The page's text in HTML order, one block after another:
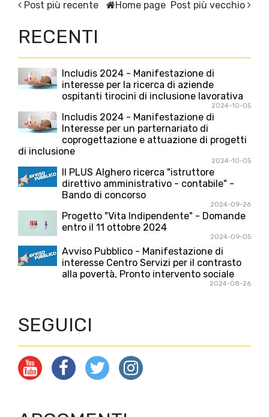
Post più recente Post più vecchio
Home page
RECENTI
Includis 2024 - Manifestazione di
interesse per la ricerca di aziende
ospitanti tirocini di inclusione lavorativa
2024-10-05
Includis 2024 - Manifestazione di
Interesse per un parternariato di
coprogettazione e attuazione di progetti
di inclusione
2024-10-05
Il PLUS Alghero ricerca "istruttore
direttivo amministrativo - contabile" -
Bando di concorso
2024-09-26
Progetto "Vita Indipendente" - Domande
entro il 11 ottobre 2024
2024-09-05
Avviso Pubblico - Manifestazione di
interesse Centro Servizi per il contrasto
alla povertà, Pronto intervento sociale
2024-08-26
SEGUICI